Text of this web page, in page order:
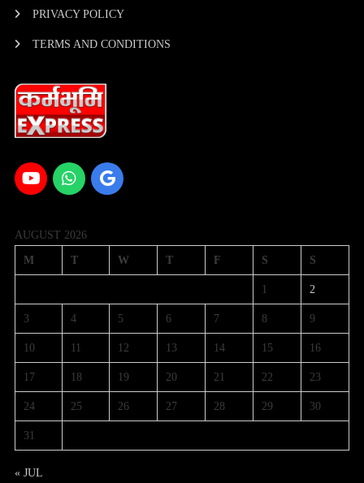
PRIVACY POLICY
TERMS AND CONDITIONS
AUGUST 2026
M T W T F S S
1 2
3 4 5 6 7 8 9
10 11 12 13 14 15 16
17 18 19 20 21 22 23
24 25 26 27 28 29 30
31
« JUL